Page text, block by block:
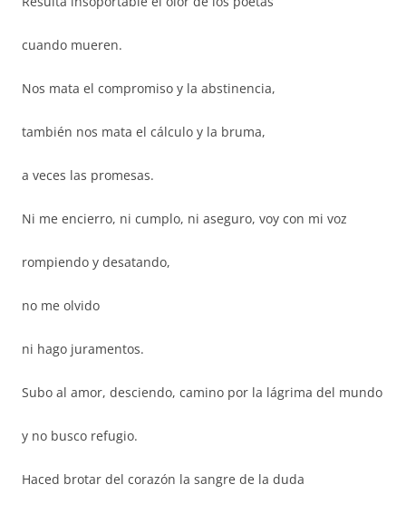
cuando mueren.
Nos mata el compromiso y la abstinencia,
también nos mata el cálculo y la bruma,
a veces las promesas.
Ni me encierro, ni cumplo, ni aseguro, voy con mi voz
rompiendo y desatando,
no me olvido
ni hago juramentos.
Subo al amor, desciendo, camino por la lágrima del mundo
y no busco refugio.
Haced brotar del corazón la sangre de la duda